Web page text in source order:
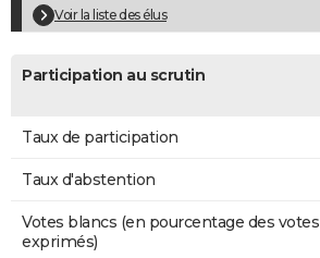
FORUM
Bricolage
Lifestyle
Culture
Sport
Auto
Television
Voyage
Cinema
Voir la liste des élus
Participation au scrutin
Taux de participation
Taux d'abstention
Votes blancs (en pourcentage des votes
exprimés)